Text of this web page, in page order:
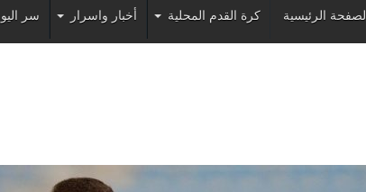
الصفحة الرئيسية كرة القدم المحلية أخبار واسرار سر